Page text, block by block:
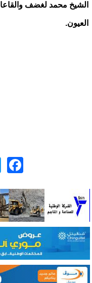
الشيخ محمد لغضف
العيون.